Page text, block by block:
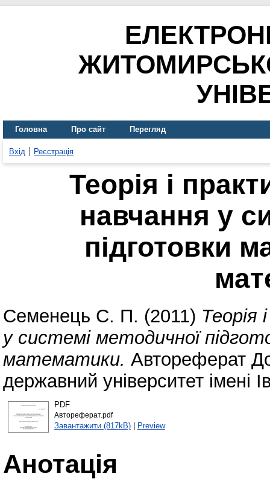
Головна Про сайт Перегляд
Вхід Реєстрація
Теорія і
навчання у
підготовки
Семенець С. П. (2011) Теорія
у системі методичної
математики. Автореферат
державний університет імені
PDF
Автореферат.pdf
Завантажити (817kB)| Preview
Анотація